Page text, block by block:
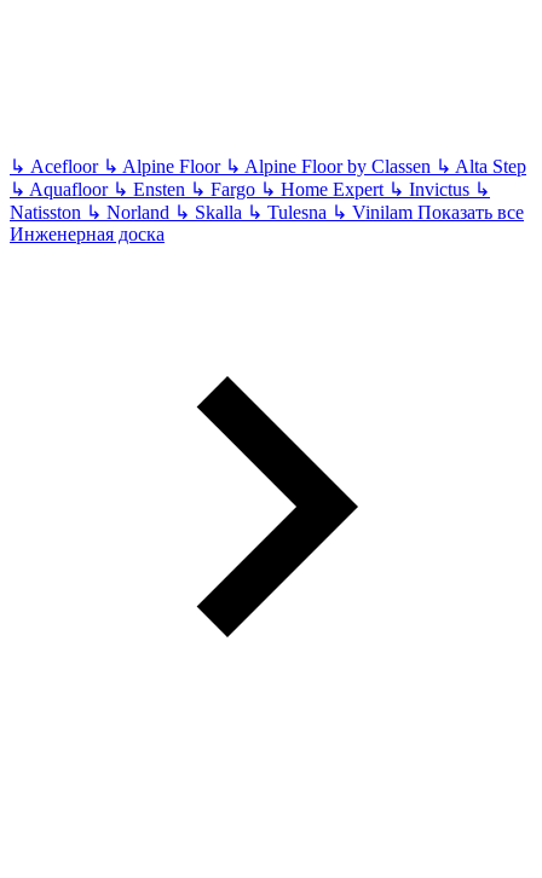
↳ Acefloor ↳ Alpine Floor ↳ Alpine Floor by Classen ↳ Alta Step
↳ Aquafloor ↳ Ensten ↳ Fargo ↳ Home Expert ↳ Invictus ↳
Natisston ↳ Norland ↳ Skalla ↳ Tulesna ↳ Vinilam Показать все
Инженерная доска